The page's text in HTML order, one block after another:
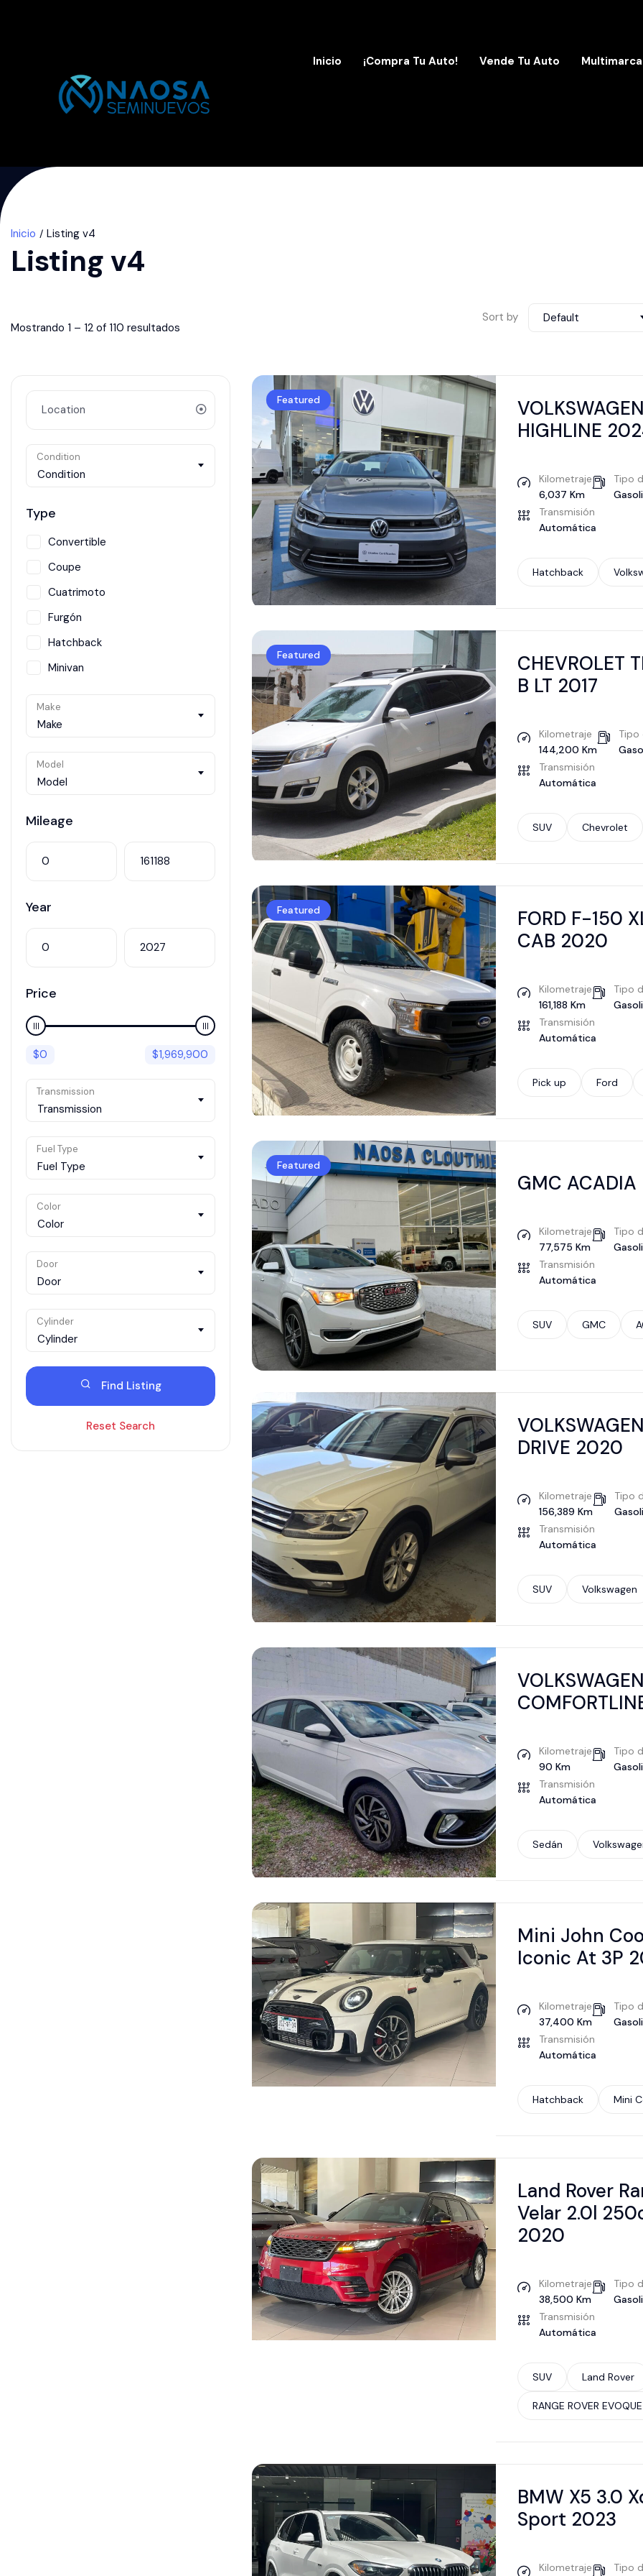
Inicio ¡Compra Tu Auto! Vende Tu Auto Multimarca
Inicio Listing v4
Listing v4
Mostrando 1 – 12 of 110 resultados
Sort by Default
Condition
Condition
Type
Convertible
Coupe
Cuatrimoto
Furgón
Hatchback
Minivan
Pick up
SUV
Vagoneta
Make
Make
Model
Model
Mileage
Year
Price
$0 $1,969,900
Transmission
Transmission
Fuel Type
Fuel Type
Color
Color
Door
Door
Cylinder
Cylinder
Find Listing
Reset Search
Featured
HIGHLINE
Kilometraje
6,037 Km
Tipo
Transmisión
Automática
Hatchback
Featured
CHEVROLET
B LT 2017
Kilometraje
144,200 Km
Tipo
Transmisión
Automática
SUV Chevrolet
Featured
FORD F-150
CAB 2020
Kilometraje
161,188 Km
Tipo
Transmisión
Automática
Pick up Ford
Featured
GMC ACADIA
Kilometraje
77,575 Km
Tipo
Transmisión
Automática
SUV GMC
DRIVE 2020
Kilometraje
156,389 Km
Tipo
Transmisión
Automática
SUV Volkswagen
Kilometraje
90 Km
Tipo
Transmisión
Automática
Sedán
Mini John
Iconic At 3P
Kilometraje
37,400 Km
Tipo
Transmisión
Automática
Hatchback Mini
Land Rover
Velar 2.0l
2020
Kilometraje
38,500 Km
Tipo
Transmisión
Automática
SUV Land Rover
RANGE ROVER EVOQUE
BMW X5 3.0
Sport 2023
Kilometraje Tipo